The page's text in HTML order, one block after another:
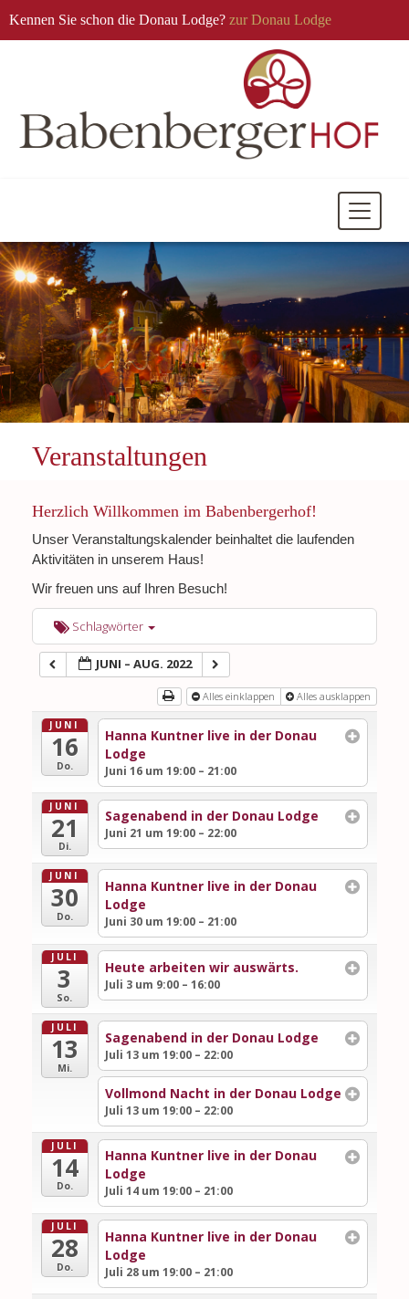
Kennen Sie schon die Donau Lodge? zur Donau Lodge
Mobile
Veranstaltungen
Herzlich Willkommen im Babenbergerhof!
Unser Veranstaltungskalender beinhaltet die laufenden
Aktivitäten in unserem Haus!
Wir freuen uns auf Ihren Besuch!
Schlagwörter
JUNI – AUG. 2022
Alles einklappen Alles ausklappen
JUNI
16
Do.
Hanna Kuntner live in der Donau
Lodge
Juni 16 um 19:00 – 21:00
JUNI
21
Di.
Sagenabend in der Donau Lodge
Juni 21 um 19:00 – 22:00
JUNI
30
Do.
Hanna Kuntner live in der Donau
Lodge
Juni 30 um 19:00 – 21:00
JULI
3
So.
Heute arbeiten wir auswärts.
Juli 3 um 9:00 – 16:00
JULI
13
Mi.
Sagenabend in der Donau Lodge
Juli 13 um 19:00 – 22:00
Vollmond Nacht in der Donau Lodge
Juli 13 um 19:00 – 22:00
JULI
14
Do.
Hanna Kuntner live in der Donau
Lodge
Juli 14 um 19:00 – 21:00
JULI
28
Do.
Hanna Kuntner live in der Donau
Lodge
Juli 28 um 19:00 – 21:00